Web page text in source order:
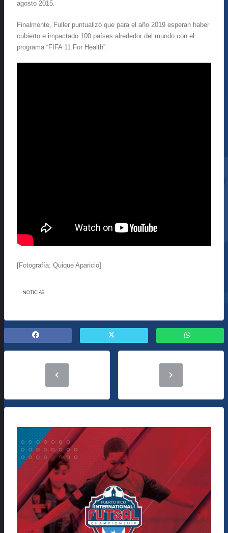
agosto 2015.
Finalmente, Fuller puntualizó que para el año 2019 esperan haber
cubierto e impactado 100 países alrededor del mundo con el
programa “FIFA 11 For Health”.
[Fotografía: Quique Aparicio]
NOTICIAS